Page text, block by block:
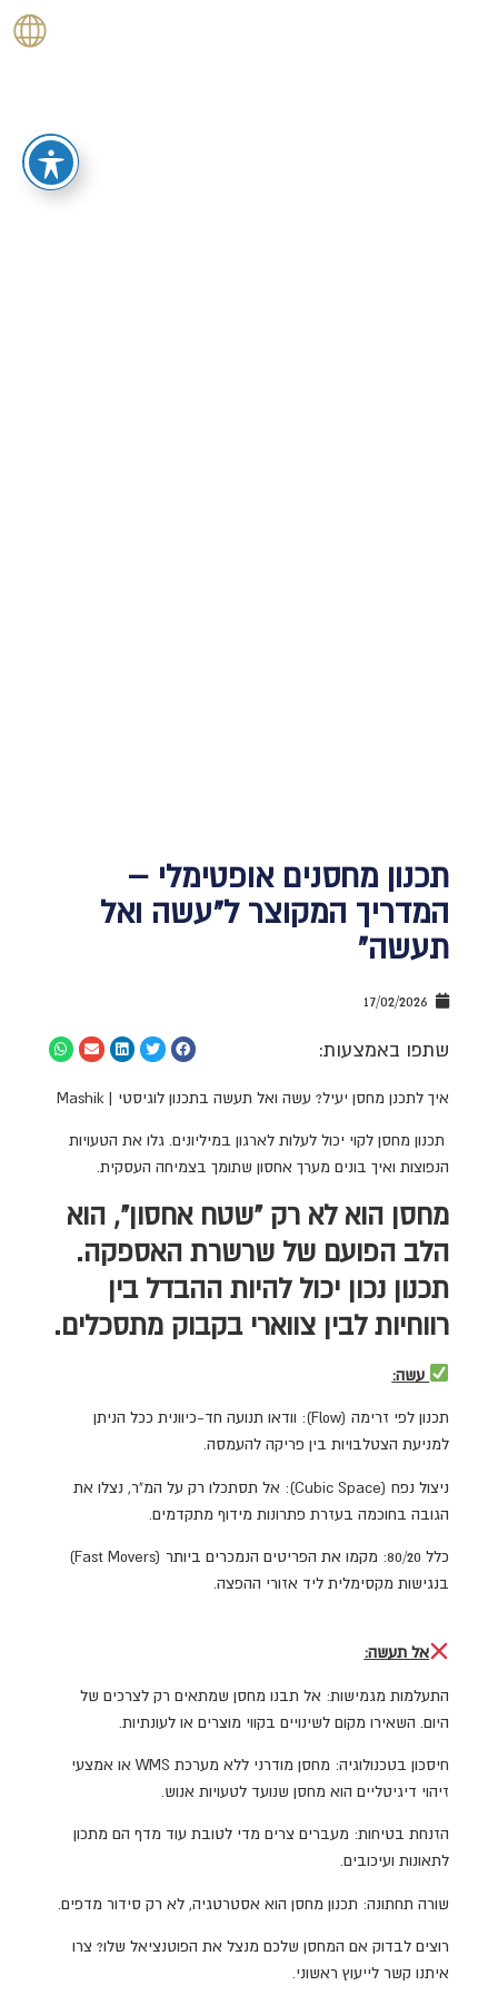
תכנון מחסנים אופטימלי –
המדריך המקוצר ל"עשה ואל
תעשה"
17/02/2026
שתפו באמצעות:
איך לתכנן מחסן יעיל? עשה ואל תעשה בתכנון לוגיסטי | Mashik
תכנון מחסן לקוי יכול לעלות לארגון במיליונים. גלו את הטעויות
הנפוצות ואיך בונים מערך אחסון שתומך בצמיחה העסקית.
מחסן הוא לא רק "שטח אחסון", הוא
הלב הפועם של שרשרת האספקה.
תכנון נכון יכול להיות ההבדל בין
רווחיות לבין צווארי בקבוק מתסכלים.
עשה:
תכנון לפי זרימה (Flow): וודאו תנועה חד-כיוונית ככל הניתן
למניעת הצטלבויות בין פריקה להעמסה.
ניצול נפח (Cubic Space): אל תסתכלו רק על המ"ר, נצלו את
הגובה בחוכמה בעזרת פתרונות מידוף מתקדמים.
כלל 80/20: מקמו את הפריטים הנמכרים ביותר (Fast Movers)
בנגישות מקסימלית ליד אזורי ההפצה.
אל תעשה:
התעלמות מגמישות: אל תבנו מחסן שמתאים רק לצרכים של
היום. השאירו מקום לשינויים בקווי מוצרים או לעונתיות.
חיסכון בטכנולוגיה: מחסן מודרני ללא מערכת WMS או אמצעי
זיהוי דיגיטליים הוא מחסן שנועד לטעויות אנוש.
הזנחת בטיחות: מעברים צרים מדי לטובת עוד מדף הם מתכון
לתאונות ועיכובים.
שורה תחתונה: תכנון מחסן הוא אסטרטגיה, לא רק סידור מדפים.
רוצים לבדוק אם המחסן שלכם מנצל את הפוטנציאל שלו? צרו
איתנו קשר לייעוץ ראשוני.